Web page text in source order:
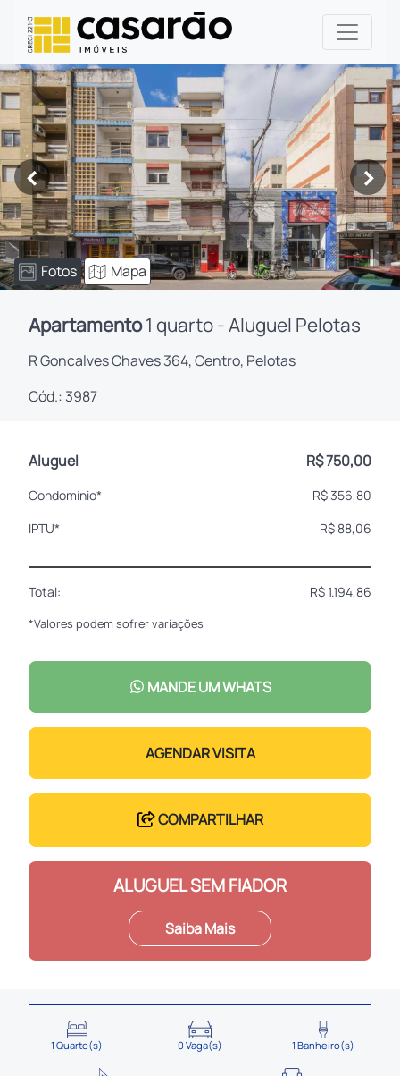
< >
Fotos Mapa
Apartamento1 quarto - Aluguel Pelotas
R Goncalves Chaves 364, Centro, Pelotas
Cód.: 3987
Aluguel R$ 750,00
Condomínio*
R$ 356,80
IPTU*
R$ 88,06
Total: R$ 1.194,86
*Valores podem sofrer variações
MANDE UM WHATS
AGENDAR VISITA
COMPARTILHAR
ALUGUEL SEM FIADOR
Saiba Mais
1 Quarto(s) 0 Vaga(s) 1 Banheiro(s)